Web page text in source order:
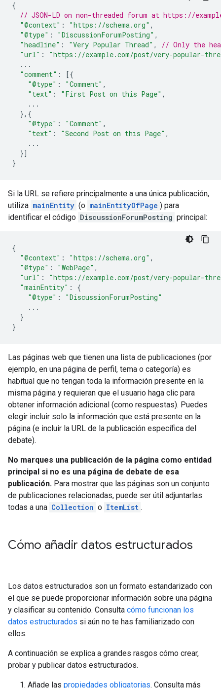
{
// JSON-LD on non-threaded forum at https://
"@context" : "https://schema.org" ,
"@type" : "DiscussionForumPosting" ,
"headline" : "Very Popular Thread" ,
// Only the
"url" :
"https://example.com/post/very-popular-
...
"comment" :
[{
"@type" : "Comment" ,
"text" : "First Post on this Page" ,
...
},{
"@type" : "Comment" ,
"text" : "Second Post on this Page" ,
...
}]
}
Si la URL se refiere principalmente a una única publicación,
utiliza mainEntity (o mainEntityOfPage ) para
identificar el código DiscussionForumPosting principal:
{
"@context" : "https://schema.org" ,
"@type" : "WebPage" ,
"url" :
"https://example.com/post/very-popular-
"mainEntity" :
{
"@type" :
"DiscussionForumPosting"
...
}
}
Las páginas web que tienen una lista de publicaciones (por
ejemplo, en una página de perfil, tema o categoría) es
habitual que no tengan toda la información presente en la
misma página y requieran que el usuario haga clic para
obtener información adicional (como respuestas). Puedes
elegir incluir solo la información que está presente en la
página (e incluir la URL de la publicación específica del
debate).
No marques una publicación de la página como entidad
principal si no es una página de debate de esa
publicación. Para mostrar que las páginas son un conjunto
de publicaciones relacionadas, puede ser útil adjuntarlas
todas a una Collection o ItemList .
Cómo añadir datos estructurados
Los datos estructurados son un formato estandarizado con
el que se puede proporcionar información sobre una página
y clasificar su contenido. Consulta cómo funcionan los
datos estructurados si aún no te has familiarizado con
ellos.
A continuación se explica a grandes rasgos cómo crear,
probar y publicar datos estructurados.
Añade las propiedades obligatorias. Consulta más